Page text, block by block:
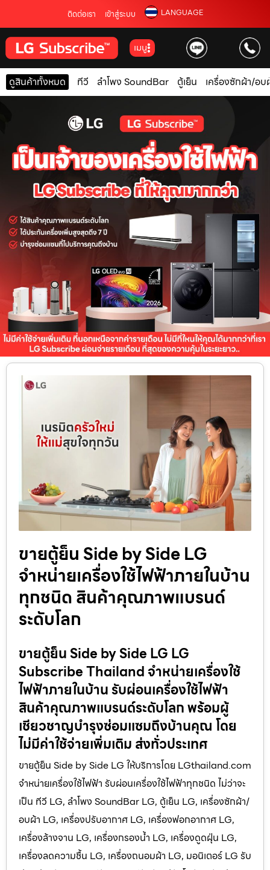
ติดต่อเรา เข้าสู่ระบบ LANGUAGE
เมนู
ดูสินค้าทั้งหมด ทีวี ลำโพง SoundBar ตู้เย็น เครื่องซักผ้า/อบ
ขายตู้ย็น Side by Side LG
จำหน่ายเครื่องใช้ไฟฟ้าภายในบ้าน
ทุกชนิด สินค้าคุณภาพแบรนด์
ระดับโลก
ขายตู้ย็น Side by Side LG LG
Subscribe Thailand จำหน่ายเครื่องใช้
ไฟฟ้าภายในบ้าน รับผ่อนเครื่องใช้ไฟฟ้า
สินค้าคุณภาพแบรนด์ระดับโลก พร้อมผู้
เชียวชาญบำรุงซ่อมแซมถึงบ้านคุณ โดย
ไม่มีค่าใช้จ่ายเพิ่มเติม ส่งทั่วประเทศ
ขายตู้ย็น Side by Side LG ให้บริการโดย LGthailand.com
จำหน่ายเครื่องใช้ไฟฟ้า รับผ่อนเครื่องใช้ไฟฟ้าทุกชนิด ไม่ว่าจะ
เป็น ทีวี LG, ลำโพง SoundBar LG, ตู้เย็น LG, เครื่องซักผ้า/
อบผ้า LG, เครื่องปรับอากาศ LG, เครื่องฟอกอากาศ LG,
เครื่องล้างจาน LG, เครื่องกรองน้ำ LG, เครื่องดูดฝุ่น LG,
เครื่องลดความชื้น LG, เครื่องถนอมผ้า LG, มอนิเตอร์ LG รับ